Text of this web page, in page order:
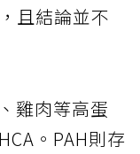
且結論並不
雞肉等高蛋
。PAH則存